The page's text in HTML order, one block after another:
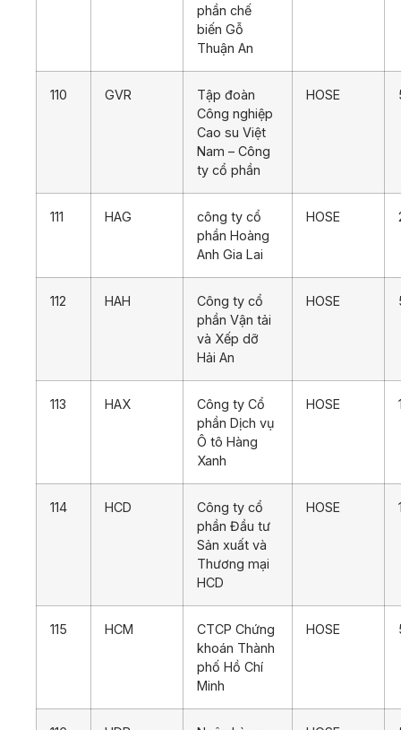
phần chế
biến Gỗ
Thuận An
110 GVR
Tập đoàn
Công nghiệp
Cao su Việt
Nam – Công
ty cổ phần
HOSE
111 HAG
công ty cổ
phần Hoàng
Anh Gia Lai
HOSE
112 HAH
Công ty cổ
phần Vận tải
và Xếp dỡ
Hải An
HOSE
113 HAX
Công ty Cổ
phần Dịch vụ
Ô tô Hàng
Xanh
HOSE
114 HCD
Công ty cổ
phần Đầu tư
Sản xuất và
Thương mại
HCD
HOSE
115 HCM
CTCP Chứng
khoán Thành
phố Hồ Chí
Minh
HOSE